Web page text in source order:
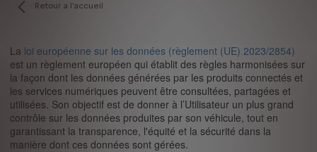
Retour a l'accueil
La loi européenne sur les données (règlement (UE) 2023/2854)
est un règlement européen qui établit des règles harmonisées sur
la façon dont les données générées par les produits connectés et
les services numériques peuvent être consultées, partagées et
utilisées. Son objectif est de donner à l’Utilisateur un plus grand
contrôle sur les données produites par son véhicule, tout en
garantissant la transparence, l'équité et la sécurité dans la
manière dont ces données sont gérées.